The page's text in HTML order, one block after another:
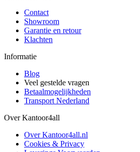
Contact
Showroom
Garantie en retour
Klachten
Informatie
Blog
Veel gestelde vragen
Betaalmogelijkheden
Transport Nederland
Over Kantoor4all
Over Kantoor4all.nl
Cookies & Privacy